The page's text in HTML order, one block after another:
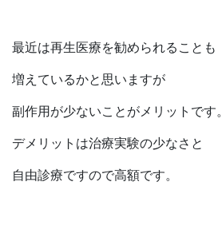
最近は再生医療を勧められることも
増えているかと思いますが
副作用が少ないことがメリットです。
デメリットは治療実験の少なさと
自由診療ですので高額です。